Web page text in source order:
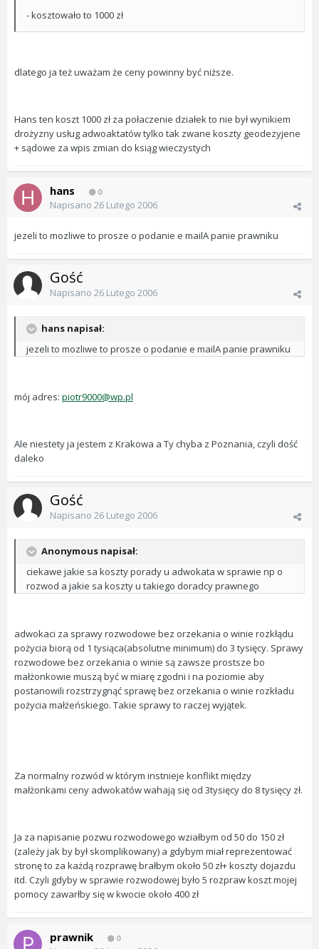
- kosztowało to 1000 zł
dlatego ja też uważam że ceny powinny być niższe.
Hans ten koszt 1000 zł za połaczenie działek to nie był wynikiem
drożyzny usług adwoaktatów tylko tak zwane koszty geodezyjene
+ sądowe za wpis zmian do ksiąg wieczystych
hans 0
Napisano 26 Lutego 2006
jezeli to mozliwe to prosze o podanie e mailA panie prawniku
Gość
Napisano 26 Lutego 2006
hans napisał:
jezeli to mozliwe to prosze o podanie e mailA panie prawniku
mój adres: piotr9000@wp.pl
Ale niestety ja jestem z Krakowa a Ty chyba z Poznania, czyli dość
daleko
Gość
Napisano 26 Lutego 2006
Anonymous napisał:
ciekawe jakie sa koszty porady u adwokata w sprawie np o
rozwod a jakie sa koszty u takiego doradcy prawnego
adwokaci za sprawy rozwodowe bez orzekania o winie rozkłądu
pożycia biorą od 1 tysiąca(absolutne minimum) do 3 tysięcy. Sprawy
rozwodowe bez orzekania o winie są zawsze prostsze bo
małżonkowie muszą być w miarę zgodni i na poziomie aby
postanowili rozstrzygnąć sprawę bez orzekania o winie rozkładu
pożycia małżeńskiego. Takie sprawy to raczej wyjątek.
Za normalny rozwód w którym instnieje konflikt między
małżonkami ceny adwokatów wahają się od 3tysięcy do 8 tysięcy zł.
Ja za napisanie pozwu rozwodowego wziałbym od 50 do 150 zł
(zależy jak by był skomplikowany) a gdybym miał reprezentować
stronę to za każdą rozprawę brałbym około 50 zł+ koszty dojazdu
itd. Czyli gdyby w sprawie rozwodowej było 5 rozpraw koszt mojej
pomocy zawarłby się w kwocie około 400 zł
prawnik 0